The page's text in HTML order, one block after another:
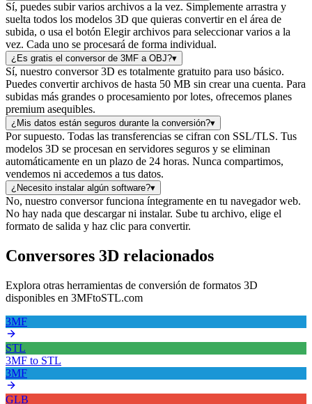
Sí, puedes subir varios archivos a la vez. Simplemente arrastra y
suelta todos los modelos 3D que quieras convertir en el área de
subida, o usa el botón Elegir archivos para seleccionar varios a la
vez. Cada uno se procesará de forma individual.
¿Es gratis el conversor de 3MF a OBJ?▾
Sí, nuestro conversor 3D es totalmente gratuito para uso básico.
Puedes convertir archivos de hasta 50 MB sin crear una cuenta. Para
subidas más grandes o procesamiento por lotes, ofrecemos planes
premium asequibles.
¿Mis datos están seguros durante la conversión?▾
Por supuesto. Todas las transferencias se cifran con SSL/TLS. Tus
modelos 3D se procesan en servidores seguros y se eliminan
automáticamente en un plazo de 24 horas. Nunca compartimos,
vendemos ni accedemos a tus datos.
¿Necesito instalar algún software?▾
No, nuestro conversor funciona íntegramente en tu navegador web.
No hay nada que descargar ni instalar. Sube tu archivo, elige el
formato de salida y haz clic para convertir.
Conversores 3D relacionados
Explora otras herramientas de conversión de formatos 3D
disponibles en 3MFtoSTL.com
3MF
STL
3MF to STL
3MF
GLB